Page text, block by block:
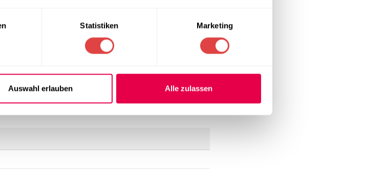
Statistiken Marketing
Auswahl erlauben Alle zulassen
Alltag
unerlässlich. Dank der hohen Elastizität lässt sich die
bügelfrei. Das Material ist besonders pflegeleicht,
Wenn Sie eine exklusive Atmosphäre für
erstklassige Wahl fürHochzeitsstühle. Zudem lassen